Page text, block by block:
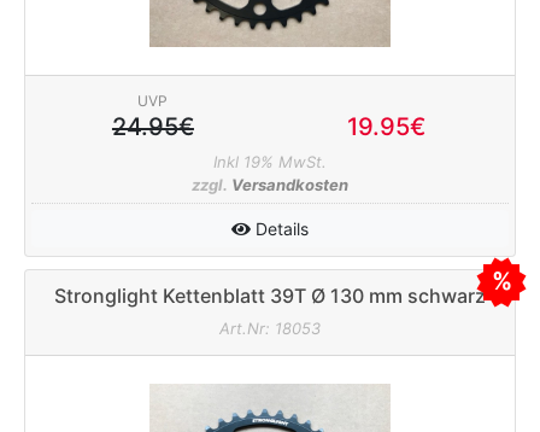
UVP
24.95€ 19.95€
Inkl 19% MwSt.
zzgl. Versandkosten
Details
Stronglight Kettenblatt 39T Ø 130 mm schwarz
Art.Nr: 18053